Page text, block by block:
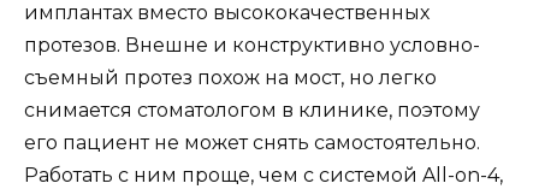
имплантах вместо высококачественных
протезов. Внешне и конструктивно условно-
съемный протез похож на мост, но легко
снимается стоматологом в клинике, поэтому
его пациент не может снять самостоятельно.
Работать с ним проще, чем с системой All-on-4,